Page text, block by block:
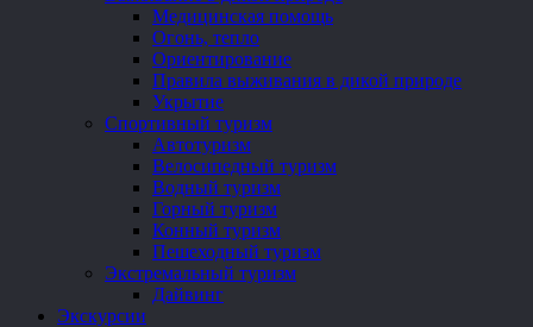
Медицинская помощь
Огонь, тепло
Ориентирование
Правила выживания в дикой природе
Укрытие
Спортивный туризм
Автотуризм
Велосипедный туризм
Водный туризм
Горный туризм
Конный туризм
Пешеходный туризм
Экстремальный туризм
Дайвинг
Экскурсии